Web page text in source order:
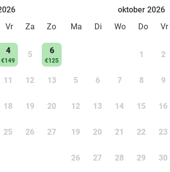
Vr Za Zo
4
€149
5 6
€125
11 12 13
18 19 20
25 26 27
oktober 2026
Ma
Di Wo Do Vr
1 2
5 6 7 8 9
12 13 14 15 16
19 20 21 22 23
26 27 28 29 30